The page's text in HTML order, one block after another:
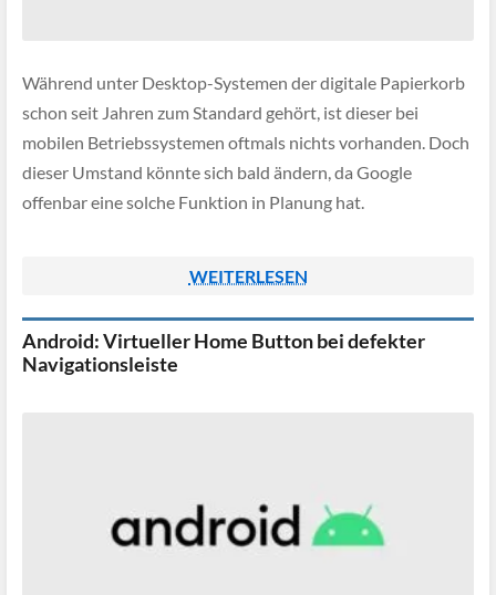
Während unter Desktop-Systemen der digitale Papierkorb
schon seit Jahren zum Standard gehört, ist dieser bei
mobilen Betriebssystemen oftmals nichts vorhanden. Doch
dieser Umstand könnte sich bald ändern, da Google
offenbar eine solche Funktion in Planung hat.
WEITERLESEN
Android: Virtueller Home Button bei defekter
Navigationsleiste